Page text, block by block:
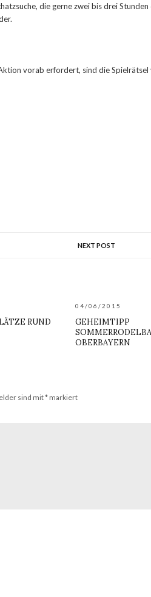
die gerne zwei bis drei Stunden
vorab erfordert, sind die Spielrätsel
NEXT POST
RUND
04/06/2015
GEHEIMTIPP
OBERBAYERN
sind mit*markiert